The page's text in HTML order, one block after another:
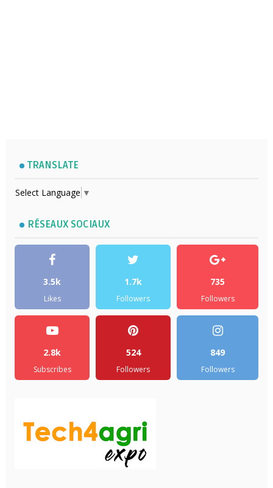
TRANSLATE
Select Language ▼
RÉSEAUX SOCIAUX
3.5k
Likes
1.7k
Followers
735
Followers
2.8k
Subscribes
524
Followers
849
Followers